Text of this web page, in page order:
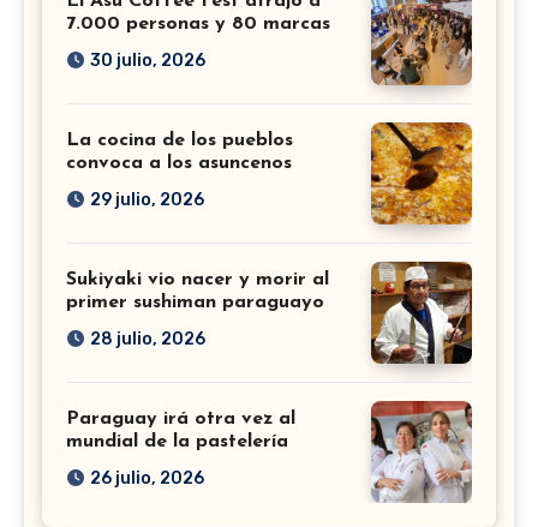
7.000 personas y 80 marcas
30 julio, 2026
La cocina de los pueblos
convoca a los asuncenos
29 julio, 2026
Sukiyaki vio nacer y morir al
primer sushiman paraguayo
28 julio, 2026
Paraguay irá otra vez al
mundial de la pastelería
26 julio, 2026